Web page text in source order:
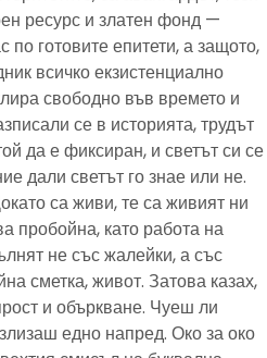
ресурс и златен фонд —
по готовите епитети, а защото,
всичко екзистенциално
свободно във времето и
се в историята, трудът
да е фиксиран, и светът си се
дали светът го знае или не.
са живи, те са живият ни
пробойна, като работа на
не със жалейки, а със
сметка, живот. Затова казах,
и объркване. Чуеш ли
едно напред. Око за око